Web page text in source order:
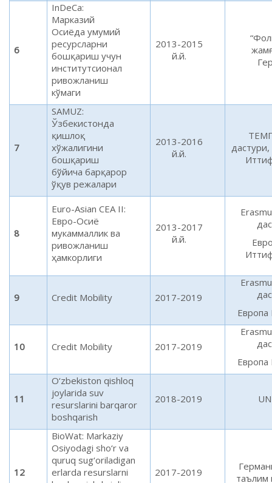
6
InDeCa:
Марказий
Осиёда умумий
ресурсларни
бошқариш учун
институтсионал
ривожланиш
кўмаги
2013-2015
й.й.
7
SAMUZ:
Ўзбекистонда
қишлоқ
хўжалигини
бошқариш
бўйича барқарор
ўқув режалари
2013-2016
й.й.
8
Euro-Asian CEA II:
Евро-Осиё
мукаммаллик ва
ривожланиш
ҳамкорлиги
2013-2017
й.й.
9 Credit Mobility 2017-2019
10 Credit Mobility 2017-2019
11
O‘zbekiston qishloq
joylarida suv
resurslarini barqaror
boshqarish
2018-2019
12
BioWat: Markaziy
Osiyodagi sho‘r va
quruq sug‘oriladigan
erlarda resurslarni
2017-2019
таълим